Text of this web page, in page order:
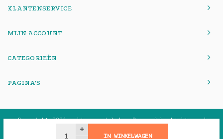
+
IN WINKELWAGEN
KLANTENSERVICE
MIJN ACCOUNT
CATEGORIEËN
PAGINA'S
© Copyright 2026 onlinemacwinkel - Powered byLightspeed-
Theme by